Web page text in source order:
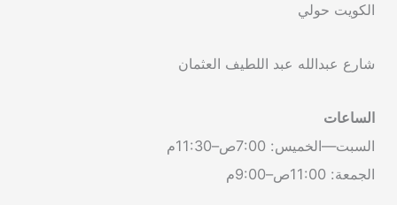
الكويت حولي
شارع عبدالله عبد اللطيف العثمان
الساعات
السبت—الخميس: 7:00ص–11:30م
الجمعة: 11:00ص–9:00م